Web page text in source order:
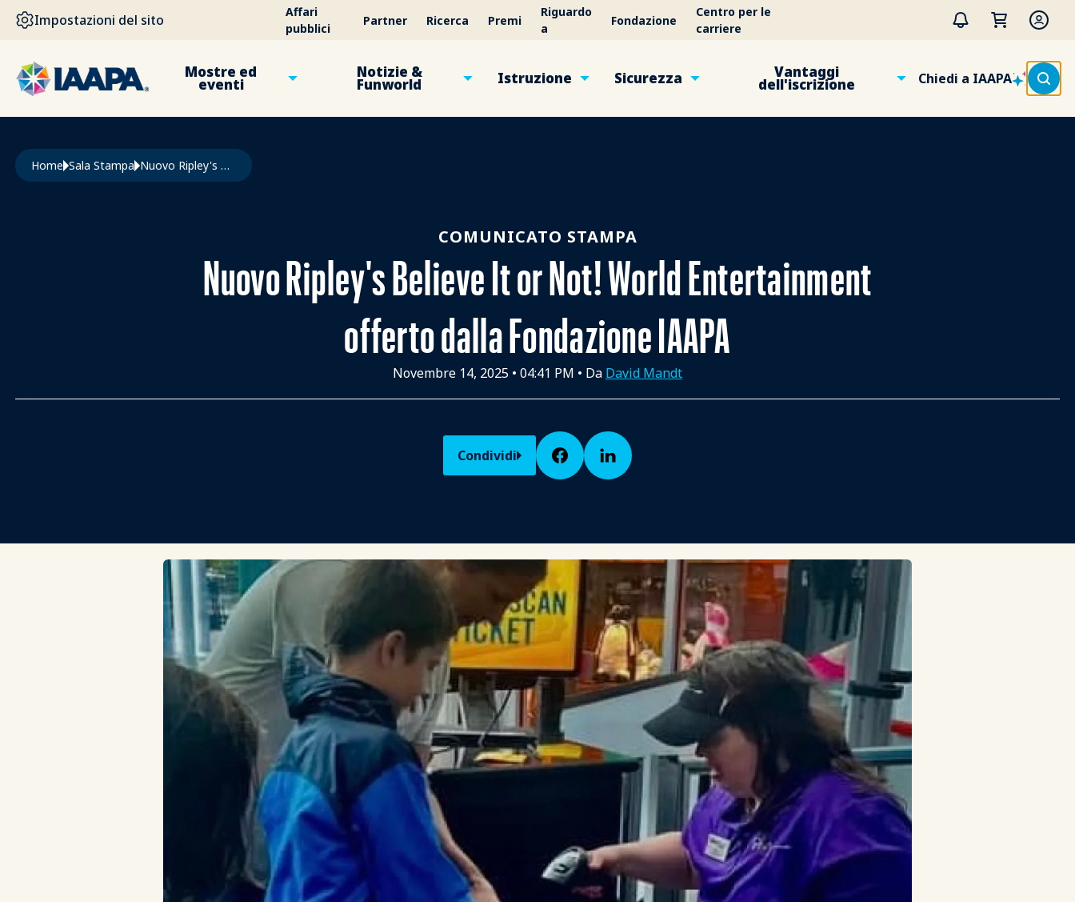
SALTA AL CONTENUTO PRINCIPALE
Impostazioni del sito
Affari
pubblici
Partner Ricerca Premi
Riguardo
a
Fondazione
Centro per le
carriere
Mostre ed
eventi
Notizie &
Funworld Istruzione Sicurezza Vantaggi
dell'iscrizione Chiedi a IAAPA
Briciole di pane
Home Sala Stampa Nuovo Ripley's Believe It Or Not! World Entertainment Offerto Dalla Fondazione IAAPA
COMUNICATO STAMPA
Nuovo Ripley's Believe It or Not! World Entertainment
offerto dalla Fondazione IAAPA
Novembre 14, 2025 • 04:41 PM • Da David Mandt
Condividi